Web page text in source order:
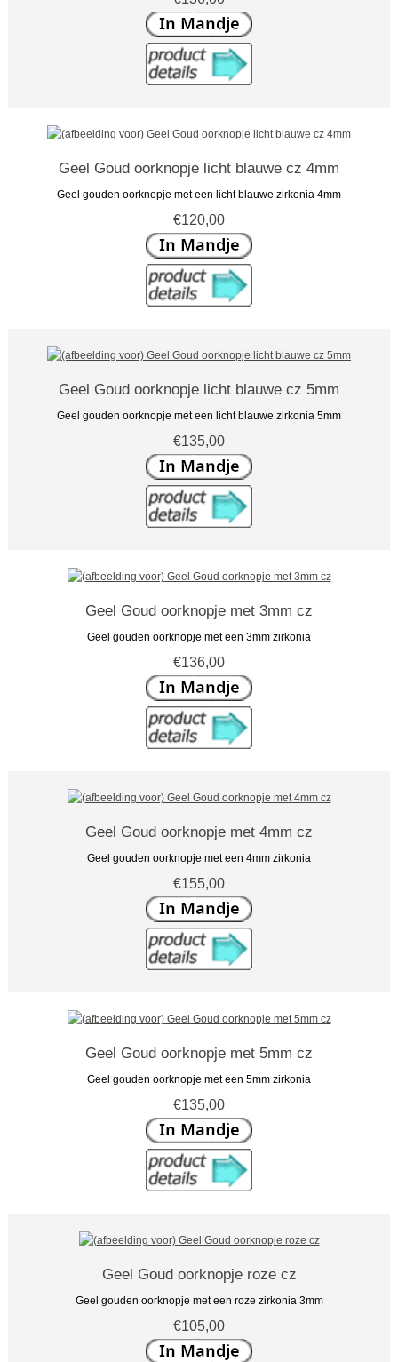
Geel Goud oorknopje licht blauwe cz 4mm
Geel gouden oorknopje met een licht blauwe zirkonia 4mm
€120,00
Geel Goud oorknopje licht blauwe cz 5mm
Geel gouden oorknopje met een licht blauwe zirkonia 5mm
€135,00
Geel Goud oorknopje met 3mm cz
Geel gouden oorknopje met een 3mm zirkonia
€136,00
Geel Goud oorknopje met 4mm cz
Geel gouden oorknopje met een 4mm zirkonia
€155,00
Geel Goud oorknopje met 5mm cz
Geel gouden oorknopje met een 5mm zirkonia
€135,00
Geel Goud oorknopje roze cz
Geel gouden oorknopje met een roze zirkonia 3mm
€105,00